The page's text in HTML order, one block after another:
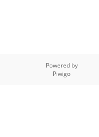
Powered by
Piwigo